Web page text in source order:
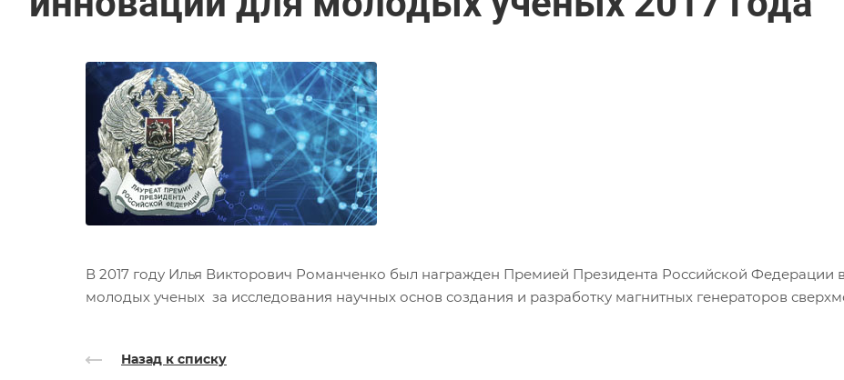
В 2017 году Илья Викторович Романченко был награжден Премией Президента Российской Федерации
молодых ученых за исследования научных основ создания и разработку магнитных генераторов
Назад к списку